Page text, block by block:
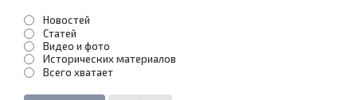
Новостей
Статей
Видео и фото
Исторических материалов
Всего хватает